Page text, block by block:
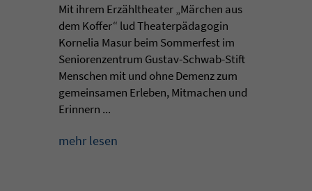
Mit ihrem Erzähltheater „Märchen aus
dem Koffer“ lud Theaterpädagogin
Kornelia Masur beim Sommerfest im
Seniorenzentrum Gustav-Schwab-Stift
Menschen mit und ohne Demenz zum
gemeinsamen Erleben, Mitmachen und
Erinnern ...
mehr lesen